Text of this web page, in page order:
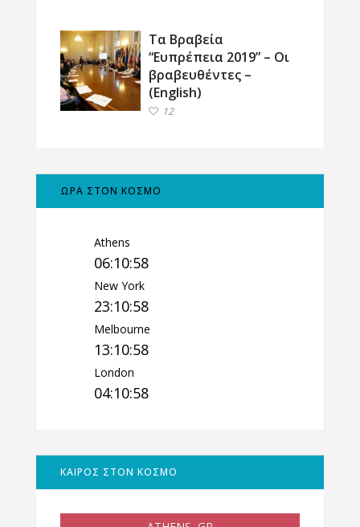
Τα Βραβεία
“Ευπρέπεια 2019” – Οι
βραβευθέντες –
(English)
12
ΩΡΑ ΣΤΟΝ ΚΟΣΜΟ
Athens
06:10:59
New York
23:10:59
Melbourne
13:10:59
London
04:10:59
ΚΑΙΡΟΣ ΣΤΟΝ ΚΟΣΜΟ